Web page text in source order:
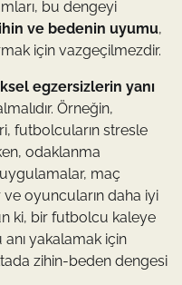
bu dengeyi
ve bedenin uyumu,
için vazgeçilmezdir.
egzersizlerin yanı
Örneğin,
futbolcuların stresle
odaklanma
maç
ve oyuncuların daha iyi
ki, bir futbolcu kaleye
yakalamak için
zihin-beden dengesi